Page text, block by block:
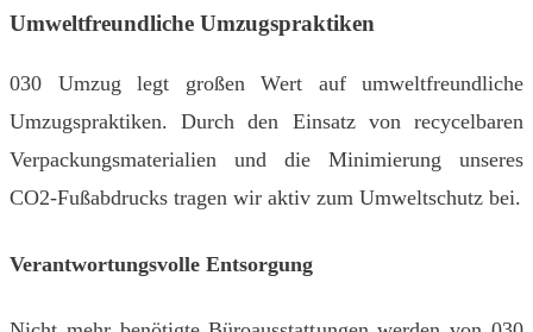
Umweltfreundliche Umzugspraktiken
030 Umzug legt großen Wert auf umweltfreundliche
Umzugspraktiken. Durch den Einsatz von recycelbaren
Verpackungsmaterialien und die Minimierung unseres
CO2-Fußabdrucks tragen wir aktiv zum Umweltschutz bei.
Verantwortungsvolle Entsorgung